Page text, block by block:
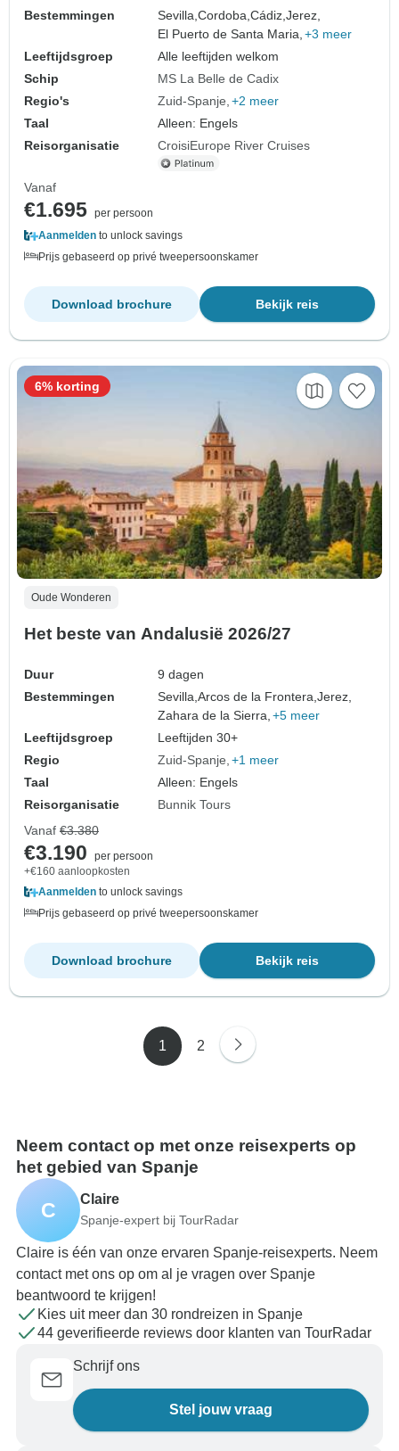
Bestemmingen
Sevilla,Cordoba,Cádiz,Jerez,
El Puerto de Santa Maria, +3 meer
Leeftijdsgroep
Alle leeftijden welkom
Schip
MS La Belle de Cadix
Regio's
Zuid-Spanje +2 meer
Taal
Alleen: Engels
Reisorganisatie
CroisiEurope River Cruises
Vanaf
€1.695 per persoon
Aanmelden to unlock savings
Prijs gebaseerd op privé tweepersoonskamer
Bekijk reis
Download brochure
Oude Wonderen
Het beste van Andalusië 2026/27
Duur
9 dagen
Bestemmingen
Sevilla,Arcos de la Frontera,Jerez,
Zahara de la Sierra, +5 meer
Leeftijdsgroep
Leeftijden 30+
Regio
Zuid-Spanje +1 meer
Taal
Alleen: Engels
Reisorganisatie
Bunnik Tours
6% korting
Vanaf €3.380
€3.190
per persoon
+€160 aanloopkosten
Aanmelden to unlock savings
Prijs gebaseerd op privé tweepersoonskamer
Bekijk reis
Download brochure
1 2
Neem contact op met onze reisexperts op
het gebied van Spanje
C Claire
Spanje-expert bij TourRadar
Claire is één van onze ervaren Spanje-reisexperts. Neem
contact met ons op om al je vragen over Spanje
beantwoord te krijgen!
Kies uit meer dan 30 rondreizen in Spanje
44 geverifieerde reviews door klanten van TourRadar
Schrijf ons
Stel jouw vraag